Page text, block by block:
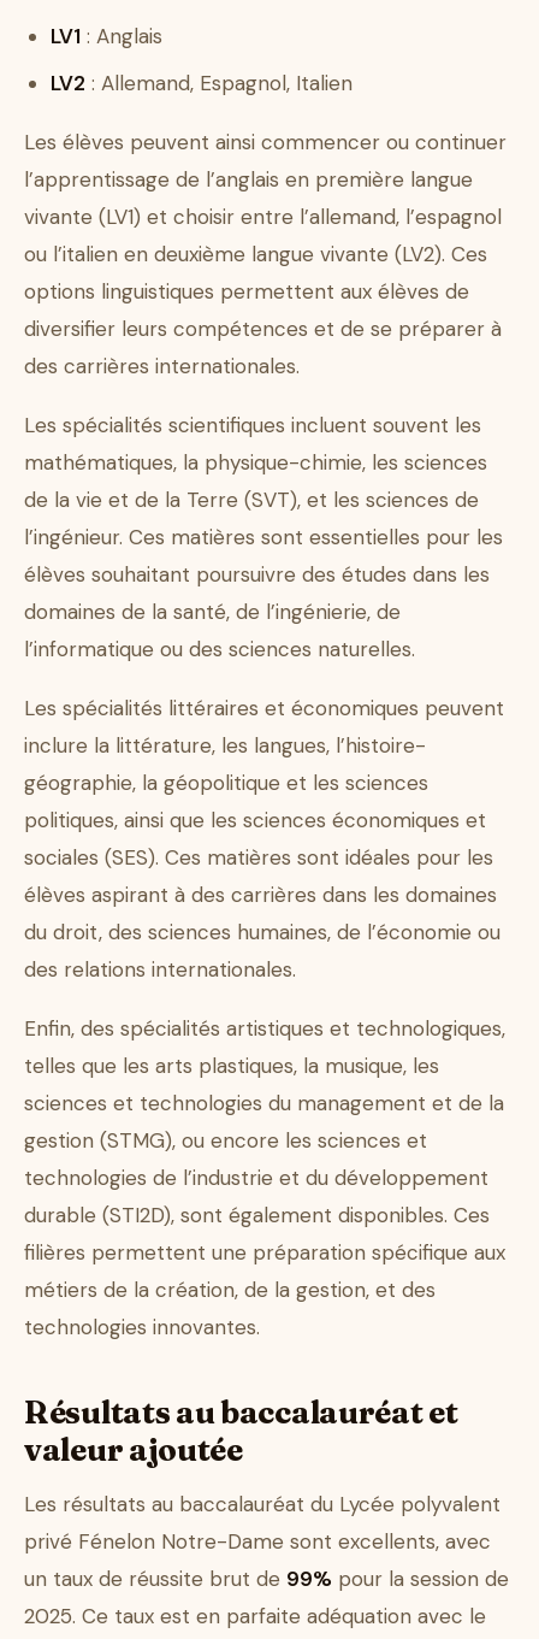
LV1 : Anglais
LV2 : Allemand, Espagnol, Italien
Les élèves peuvent ainsi commencer ou continuer
l’apprentissage de l’anglais en première langue
vivante (LV1) et choisir entre l’allemand, l’espagnol
ou l’italien en deuxième langue vivante (LV2). Ces
options linguistiques permettent aux élèves de
diversifier leurs compétences et de se préparer à
des carrières internationales.
Les spécialités scientifiques incluent souvent les
mathématiques, la physique-chimie, les sciences
de la vie et de la Terre (SVT), et les sciences de
l’ingénieur. Ces matières sont essentielles pour les
élèves souhaitant poursuivre des études dans les
domaines de la santé, de l’ingénierie, de
l’informatique ou des sciences naturelles.
Les spécialités littéraires et économiques peuvent
inclure la littérature, les langues, l’histoire-
géographie, la géopolitique et les sciences
politiques, ainsi que les sciences économiques et
sociales (SES). Ces matières sont idéales pour les
élèves aspirant à des carrières dans les domaines
du droit, des sciences humaines, de l’économie ou
des relations internationales.
Enfin, des spécialités artistiques et technologiques,
telles que les arts plastiques, la musique, les
sciences et technologies du management et de la
gestion (STMG), ou encore les sciences et
technologies de l’industrie et du développement
durable (STI2D), sont également disponibles. Ces
filières permettent une préparation spécifique aux
métiers de la création, de la gestion, et des
technologies innovantes.
Résultats au baccalauréat et
valeur ajoutée
Les résultats au baccalauréat du Lycée polyvalent
privé Fénelon Notre-Dame sont excellents, avec
un taux de réussite brut de 99% pour la session de
2025. Ce taux est en parfaite adéquation avec le